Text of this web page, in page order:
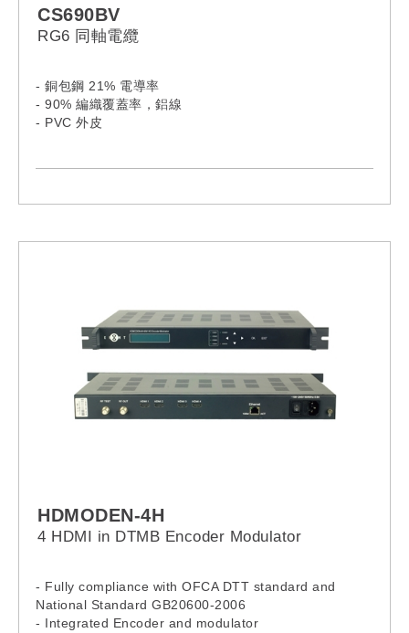
CS690BV
RG6 同軸電纜
- 銅包鋼 21% 電導率
- 90% 編織覆蓋率，鋁線
- PVC 外皮
HDMODEN-4H
4 HDMI in DTMB Encoder Modulator
- Fully compliance with OFCA DTT standard and
National Standard GB20600-2006
- Integrated Encoder and modulator